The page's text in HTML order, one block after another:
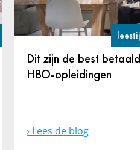
Dit zijn de best
HBO-opleidingen
Lees de blog